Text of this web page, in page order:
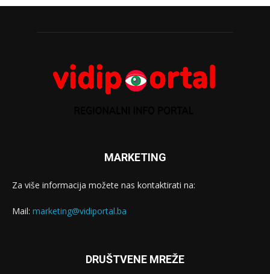
MARKETING
Za više informacija možete nas kontaktirati na:
Mail: marketing@vidiportal.ba
DRUŠTVENE MREŽE